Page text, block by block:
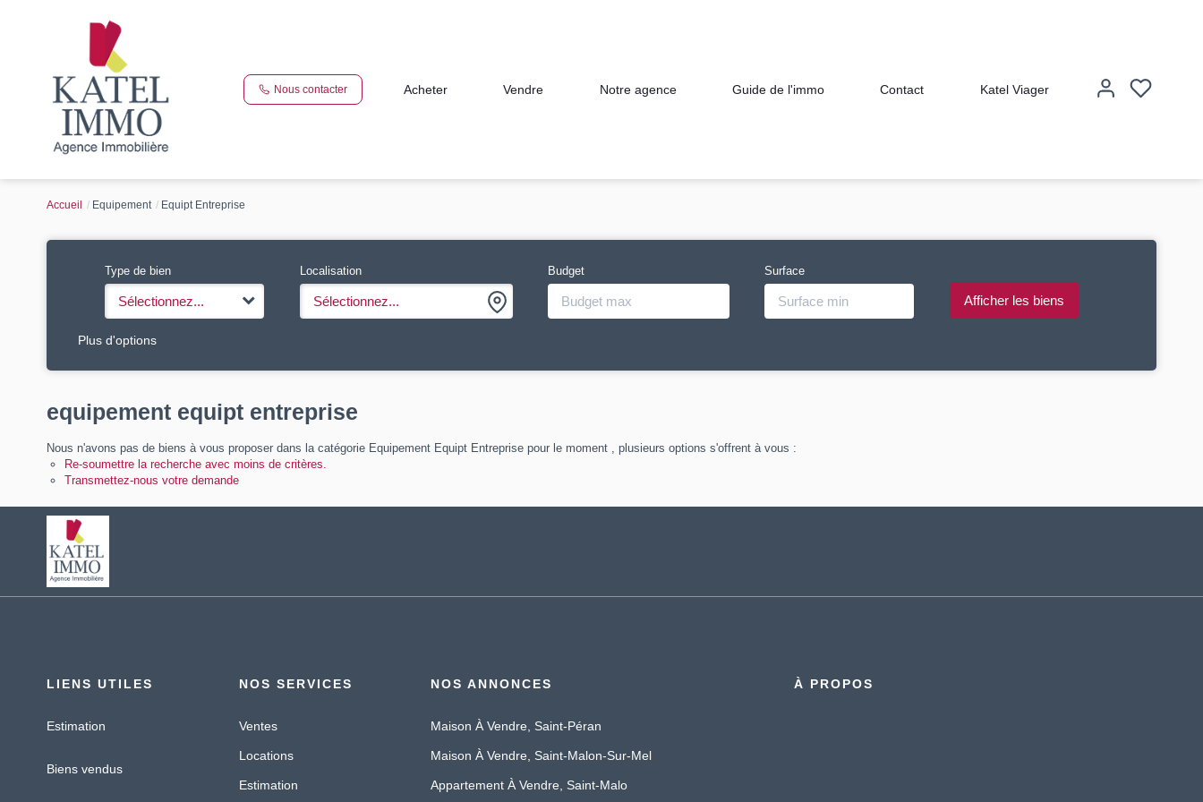
Nous contacter Acheter Vendre Notre agence Guide de l'immo Contact Katel Viager
Accueil Equipement Equipt Entreprise
Type de bien
Sélectionnez...
Localisation
Sélectionnez...
Budget Surface
Plus d'options
equipement equipt entreprise
Nous n'avons pas de biens à vous proposer dans la catégorie Equipement Equipt Entreprise pour le moment , plusieurs options s'offrent à vous :
Re-soumettre la recherche avec moins de critères.
Transmettez-nous votre demande
LIENS UTILES
Estimation
Biens vendus
NOS SERVICES
Ventes
Locations
Estimation
NOS ANNONCES
Maison À Vendre, Saint-Péran
Maison À Vendre, Saint-Malon-Sur-Mel
Appartement À Vendre, Saint-Malo
À PROPOS